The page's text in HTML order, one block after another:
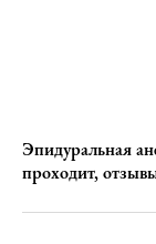
Эпидуральная
проходит,